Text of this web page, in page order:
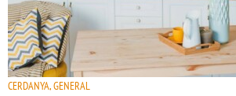
CERDANYA, GENERAL